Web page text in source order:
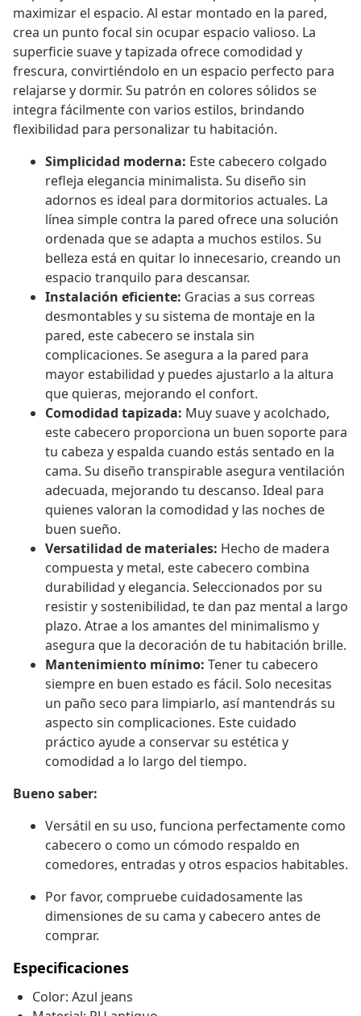
maximizar el espacio. Al estar montado en la pared,
crea un punto focal sin ocupar espacio valioso. La
superficie suave y tapizada ofrece comodidad y
frescura, convirtiéndolo en un espacio perfecto para
relajarse y dormir. Su patrón en colores sólidos se
integra fácilmente con varios estilos, brindando
flexibilidad para personalizar tu habitación.
Simplicidad moderna: Este cabecero colgado
refleja elegancia minimalista. Su diseño sin
adornos es ideal para dormitorios actuales. La
línea simple contra la pared ofrece una solución
ordenada que se adapta a muchos estilos. Su
belleza está en quitar lo innecesario, creando un
espacio tranquilo para descansar.
Instalación eficiente: Gracias a sus correas
desmontables y su sistema de montaje en la
pared, este cabecero se instala sin
complicaciones. Se asegura a la pared para
mayor estabilidad y puedes ajustarlo a la altura
que quieras, mejorando el confort.
Comodidad tapizada: Muy suave y acolchado,
este cabecero proporciona un buen soporte para
tu cabeza y espalda cuando estás sentado en la
cama. Su diseño transpirable asegura ventilación
adecuada, mejorando tu descanso. Ideal para
quienes valoran la comodidad y las noches de
buen sueño.
Versatilidad de materiales: Hecho de madera
compuesta y metal, este cabecero combina
durabilidad y elegancia. Seleccionados por su
resistir y sostenibilidad, te dan paz mental a largo
plazo. Atrae a los amantes del minimalismo y
asegura que la decoración de tu habitación brille.
Mantenimiento mínimo: Tener tu cabecero
siempre en buen estado es fácil. Solo necesitas
un paño seco para limpiarlo, así mantendrás su
aspecto sin complicaciones. Este cuidado
práctico ayude a conservar su estética y
comodidad a lo largo del tiempo.
Bueno saber:
Versátil en su uso, funciona perfectamente como
cabecero o como un cómodo respaldo en
comedores, entradas y otros espacios habitables.
Por favor, compruebe cuidadosamente las
dimensiones de su cama y cabecero antes de
comprar.
Especificaciones
Color: Azul jeans